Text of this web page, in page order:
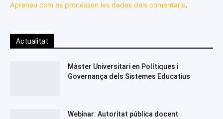
Apreneu com es processen les dades dels comentaris.
Actualitat
Màster Universitari en Polítiques i
Governança dels Sistemes Educatius
Webinar: Autoritat pública docent